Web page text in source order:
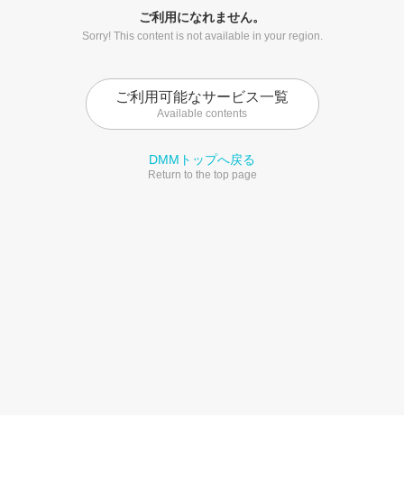
ご利用になれません。
Sorry! This content is not available in your region.
ご利用可能なサービス一覧
Available contents
DMMトップへ戻る
Return to the top page